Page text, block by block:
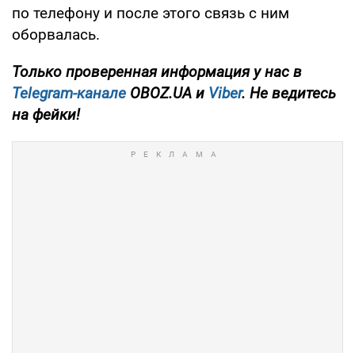
по телефону и после этого связь с ним
оборвалась.
Только проверенная информация у нас в
Telegram-канале OBOZ.UA и Viber. Не ведитесь
на фейки!